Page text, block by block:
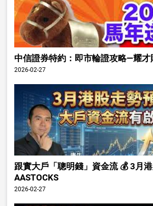
中信證券特約：即市輪證攻略—耀才
2026-02-27
跟實大戶「聰明錢」資金流 💰 3月
AASTOCKS
2026-02-27